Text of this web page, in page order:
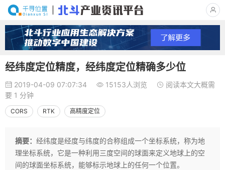
经纬度定位精度，经纬度定位精确多少位
2019-04-09 07:07:34 15153人浏览
阅读本文大概需
要 1 分钟
CORS RTK 高精度定位
摘要： 经纬度是经度与纬度的合称组成一个坐标系统，称为地
理坐标系统，它是一种利用三度空间的球面来定义地球上的空
间的球面坐标系统，能够标示地球上的任何一个位置。